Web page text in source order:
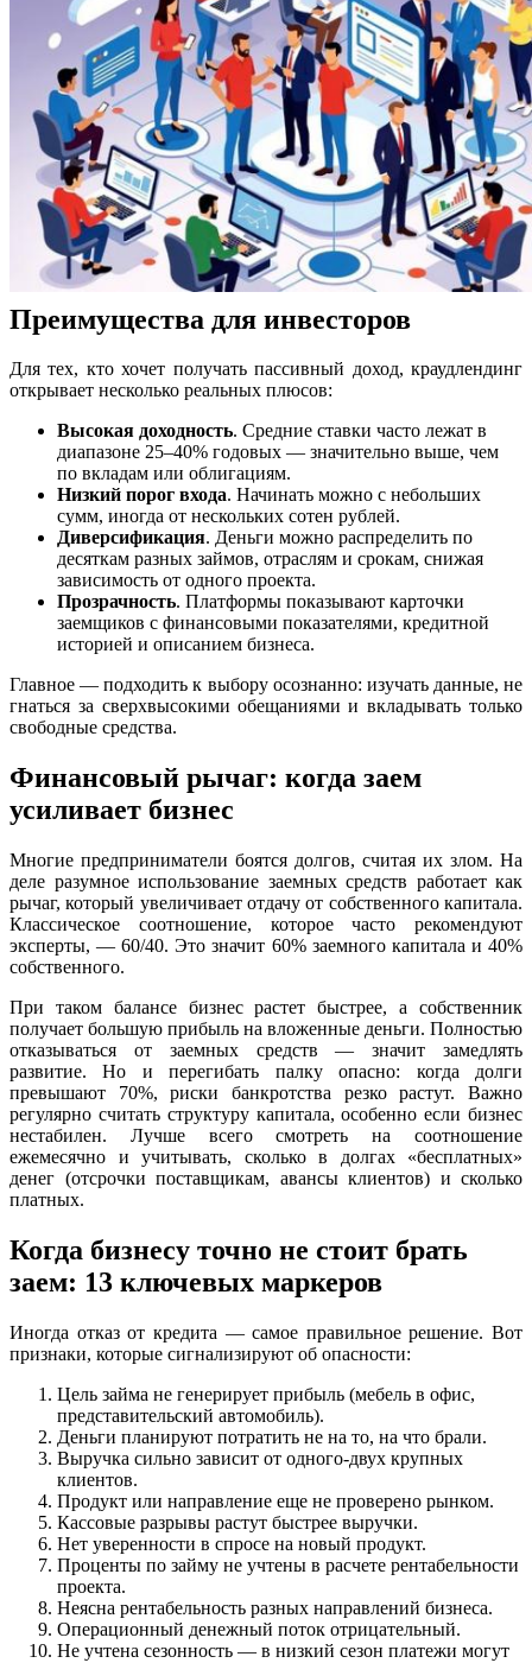
Преимущества для инвесторов
Для тех, кто хочет получать пассивный доход, краудлендинг
открывает несколько реальных плюсов:
Высокая доходность. Средние ставки часто лежат в
диапазоне 25–40% годовых — значительно выше, чем
по вкладам или облигациям.
Низкий порог входа. Начинать можно с небольших
сумм, иногда от нескольких сотен рублей.
Диверсификация. Деньги можно распределить по
десяткам разных займов, отраслям и срокам, снижая
зависимость от одного проекта.
Прозрачность. Платформы показывают карточки
заемщиков с финансовыми показателями, кредитной
историей и описанием бизнеса.
Главное — подходить к выбору осознанно: изучать данные, не
гнаться за сверхвысокими обещаниями и вкладывать только
свободные средства.
Финансовый рычаг: когда заем
усиливает бизнес
Многие предприниматели боятся долгов, считая их злом. На
деле разумное использование заемных средств работает как
рычаг, который увеличивает отдачу от собственного капитала.
Классическое соотношение, которое часто рекомендуют
эксперты, — 60/40. Это значит 60% заемного капитала и 40%
собственного.
При таком балансе бизнес растет быстрее, а собственник
получает большую прибыль на вложенные деньги. Полностью
отказываться от заемных средств — значит замедлять
развитие. Но и перегибать палку опасно: когда долги
превышают 70%, риски банкротства резко растут. Важно
регулярно считать структуру капитала, особенно если бизнес
нестабилен. Лучше всего смотреть на соотношение
ежемесячно и учитывать, сколько в долгах «бесплатных»
денег (отсрочки поставщикам, авансы клиентов) и сколько
платных.
Когда бизнесу точно не стоит брать
заем: 13 ключевых маркеров
Иногда отказ от кредита — самое правильное решение. Вот
признаки, которые сигнализируют об опасности:
Цель займа не генерирует прибыль (мебель в офис,
представительский автомобиль).
Деньги планируют потратить не на то, на что брали.
Выручка сильно зависит от одного-двух крупных
клиентов.
Продукт или направление еще не проверено рынком.
Кассовые разрывы растут быстрее выручки.
Нет уверенности в спросе на новый продукт.
Проценты по займу не учтены в расчете рентабельности
проекта.
Неясна рентабельность разных направлений бизнеса.
Операционный денежный поток отрицательный.
Не учтена сезонность — в низкий сезон платежи могут